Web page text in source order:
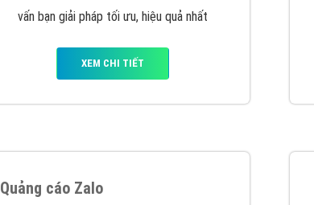
vấn bạn giải pháp tối ưu, hiệu quả nhất
XEM CHI TIẾT
Quảng cáo Zalo